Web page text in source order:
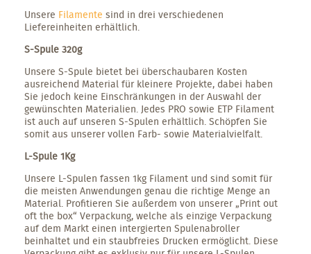
Unsere Filamente sind in drei verschiedenen
Liefereinheiten erhältlich.
S-Spule 320g
Unsere S-Spule bietet bei überschaubaren Kosten
ausreichend Material für kleinere Projekte, dabei haben
Sie jedoch keine Einschränkungen in der Auswahl der
gewünschten Materialien. Jedes PRO sowie ETP Filament
ist auch auf unseren S-Spulen erhältlich. Schöpfen Sie
somit aus unserer vollen Farb- sowie Materialvielfalt.
L-Spule 1Kg
Unsere L-Spulen fassen 1kg Filament und sind somit für
die meisten Anwendungen genau die richtige Menge an
Material. Profitieren Sie außerdem von unserer „Print out
oft the box“ Verpackung, welche als einzige Verpackung
auf dem Markt einen intergierten Spulenabroller
beinhaltet und ein staubfreies Drucken ermöglicht. Diese